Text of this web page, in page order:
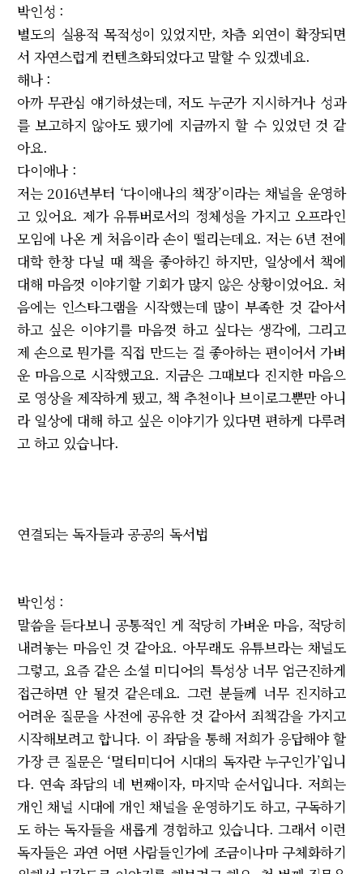
박인성 :
별도의 실용적 목적성이 있었지만, 차츰 외연이 확장되면
서 자연스럽게 컨텐츠화되었다고 말할 수 있겠네요.
해나 :
아까 무관심 얘기하셨는데, 저도 누군가 지시하거나 성과
를 보고하지 않아도 됐기에 지금까지 할 수 있었던 것 같
아요.
다이애나 :
저는 2016년부터 ‘다이애나의 책장’이라는 채널을 운영하
고 있어요. 제가 유튜버로서의 정체성을 가지고 오프라인
모임에 나온 게 처음이라 손이 떨리는데요. 저는 6년 전에
대학 한창 다닐 때 책을 좋아하긴 하지만, 일상에서 책에
대해 마음껏 이야기할 기회가 많지 않은 상황이었어요. 처
음에는 인스타그램을 시작했는데 많이 부족한 것 같아서
하고 싶은 이야기를 마음껏 하고 싶다는 생각에, 그리고
제 손으로 뭔가를 직접 만드는 걸 좋아하는 편이어서 가벼
운 마음으로 시작했고요. 지금은 그때보다 진지한 마음으
로 영상을 제작하게 됐고, 책 추천이나 브이로그뿐만 아니
라 일상에 대해 하고 싶은 이야기가 있다면 편하게 다루려
고 하고 있습니다.
연결되는 독자들과 공공의 독서법
박인성 :
말씀을 듣다보니 공통적인 게 적당히 가벼운 마음, 적당히
내려놓는 마음인 것 같아요. 아무래도 유튜브라는 채널도
그렇고, 요즘 같은 소셜 미디어의 특성상 너무 엄근진하게
접근하면 안 될것 같은데요. 그런 분들께 너무 진지하고
어려운 질문을 사전에 공유한 것 같아서 죄책감을 가지고
시작해보려고 합니다. 이 좌담을 통해 저희가 응답해야 할
가장 큰 질문은 ‘멀티미디어 시대의 독자란 누구인가’입니
다. 연속 좌담의 네 번째이자, 마지막 순서입니다. 저희는
개인 채널 시대에 개인 채널을 운영하기도 하고, 구독하기
도 하는 독자들을 새롭게 경험하고 있습니다. 그래서 이런
독자들은 과연 어떤 사람들인가에 조금이나마 구체화하기